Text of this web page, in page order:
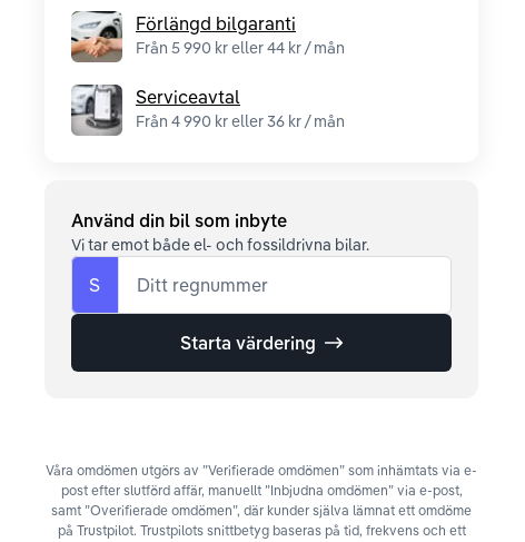
Förlängd bilgaranti
Från 5 990 kr eller 44 kr / mån
Serviceavtal
Från 4 990 kr eller 36 kr / mån
Använd din bil som inbyte
Vi tar emot både el- och fossildrivna bilar.
S Ditt regnummer
Starta värdering
Våra omdömen utgörs av ”Verifierade omdömen” som inhämtats via e-
post efter slutförd affär, manuellt ”Inbjudna omdömen” via e-post,
samt ”Overifierade omdömen”, där kunder själva lämnat ett omdöme
på Trustpilot. Trustpilots snittbetyg baseras på tid, frekvens och ett